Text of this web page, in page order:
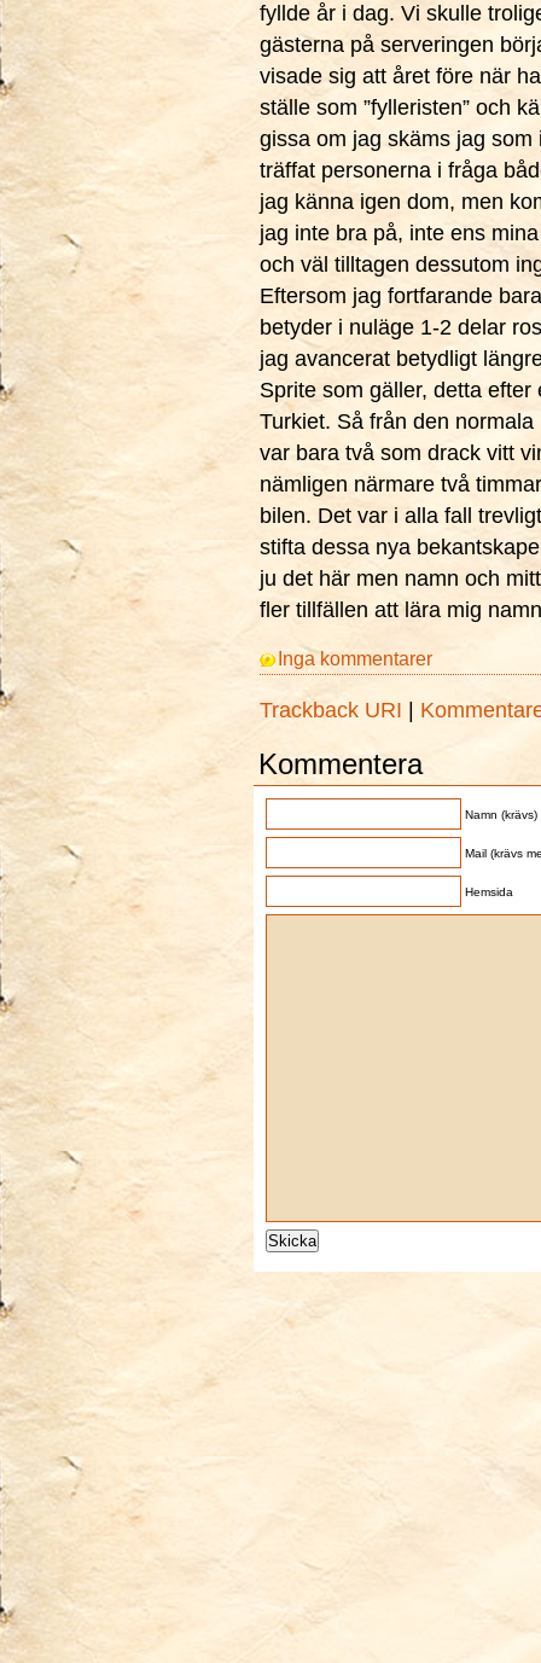
fyllde år i dag. Vi skulle
gästerna på serveringen
visade sig att året före när
ställe som ”fylleristen” och
gissa om jag skäms jag
träffat personerna i fråga
jag känna igen dom, men
jag inte bra på, inte ens
och väl tilltagen dessutom
Eftersom jag fortfarande
betyder i nuläge 1-2 delar
jag avancerat betydligt
Sprite som gäller, detta
Turkiet. Så från den
var bara två som drack vitt
nämligen närmare två
bilen. Det var i alla fall
stifta dessa nya
ju det här men namn och
fler tillfällen att lära mig
Inga kommentarer
Trackback URI |
Kommentera
Namn (krävs)
Mail (krävs
Hemsida